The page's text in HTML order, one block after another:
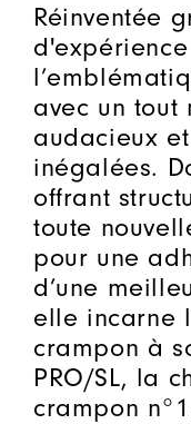
Réinventée
avec un tout
audacieux
inégalées.
offrant
toute
pour une
d’une
elle incarne
crampon à
PRO/SL, la
crampon